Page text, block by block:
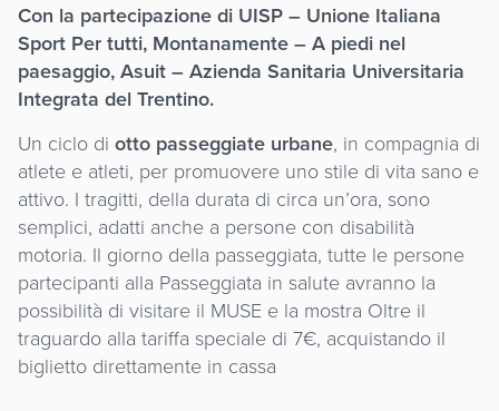
Con la partecipazione di UISP – Unione Italiana
Sport Per tutti, Montanamente – A piedi nel
paesaggio, Asuit – Azienda Sanitaria Universitaria
Integrata del Trentino.
Un ciclo di otto passeggiate urbane, in compagnia di
atlete e atleti, per promuovere uno stile di vita sano e
attivo. I tragitti, della durata di circa un’ora, sono
semplici, adatti anche a persone con disabilità
motoria. Il giorno della passeggiata, tutte le persone
partecipanti alla Passeggiata in salute avranno la
possibilità di visitare il MUSE e la mostra Oltre il
traguardo alla tariffa speciale di 7€, acquistando il
biglietto direttamente in cassa